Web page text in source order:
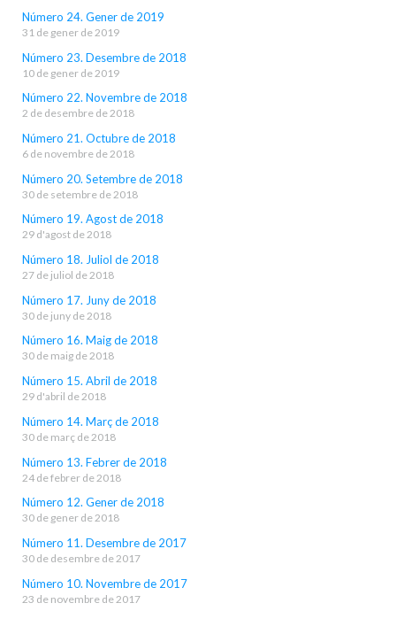
Número 24. Gener de 2019
31 de gener de 2019
Número 23. Desembre de 2018
10 de gener de 2019
Número 22. Novembre de 2018
2 de desembre de 2018
Número 21. Octubre de 2018
6 de novembre de 2018
Número 20. Setembre de 2018
30 de setembre de 2018
Número 19. Agost de 2018
29 d'agost de 2018
Número 18. Juliol de 2018
27 de juliol de 2018
Número 17. Juny de 2018
30 de juny de 2018
Número 16. Maig de 2018
30 de maig de 2018
Número 15. Abril de 2018
29 d'abril de 2018
Número 14. Març de 2018
30 de març de 2018
Número 13. Febrer de 2018
24 de febrer de 2018
Número 12. Gener de 2018
30 de gener de 2018
Número 11. Desembre de 2017
30 de desembre de 2017
Número 10. Novembre de 2017
23 de novembre de 2017